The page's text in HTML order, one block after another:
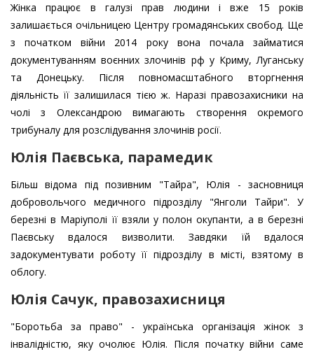
Жінка працює в галузі прав людини і вже 15 років
залишається очільницею Центру громадянських свобод. Ще
з початком війни 2014 року вона почала займатися
документуванням воєнних злочинів рф у Криму, Луганську
та Донецьку. Після повномасштабного вторгнення
діяльність її залишилася тією ж. Наразі правозахисники на
чолі з Олександрою вимагають створення окремого
трибуналу для розслідування злочинів росії.
Юлія Паєвська, парамедик
Більш відома під позивним "Тайра", Юлія - засновниця
добровольчого медичного підрозділу "Янголи Тайри". У
березні в Маріуполі її взяли у полон окупанти, а в березні
Паєвську вдалося визволити. Завдяки їй вдалося
задокументувати роботу її підрозділу в місті, взятому в
облогу.
Юлія Сачук, правозахисниця
"Боротьба за право" - українська організація жінок з
інвалідністю, яку очолює Юлія. Після початку війни саме